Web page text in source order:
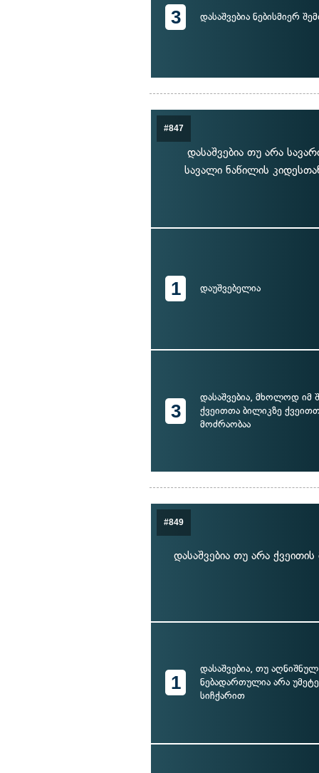
3 დასაშვებია ნებისმიერ
#847
დასაშვებია თუ არა
სავალი ნაწილის
1 დაუშვებელია
3
დასაშვებია, მხოლოდ იმ
ქვეითთა ბილიკზე
მოძრაობაა
#849
დასაშვებია თუ არა
1
დასაშვებია, თუ
ნებადართულია არა
სიჩქარით